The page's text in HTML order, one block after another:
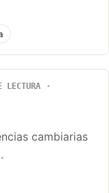
cambiarias